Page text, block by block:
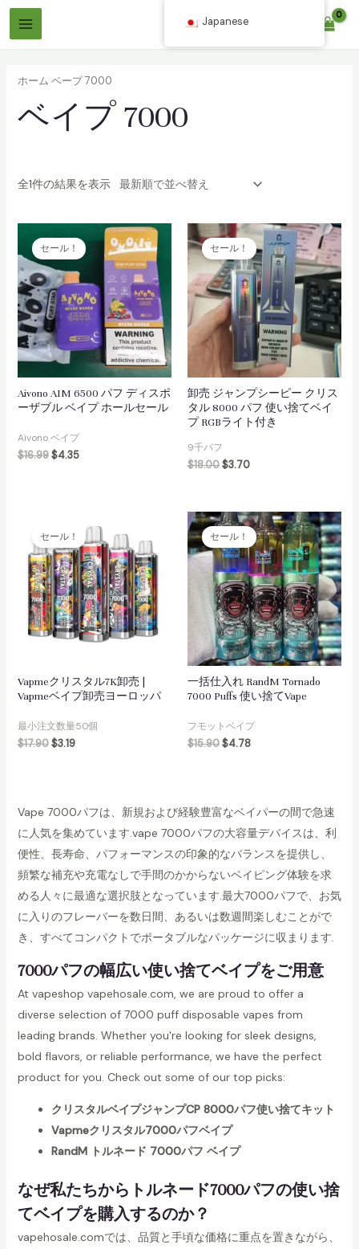
コ
メ
メ
ュ
ホーム ベープ 7000
ベイプ 7000
全1件の結果を表示
セール！
Aivono AIM 6500 パフ ディスポ
ーザブル ベイプ ホールセール
Aivono ベイプ
$16.99 $4.35
セール！
卸売 ジャンプシーピー クリス
タル 8000 パフ 使い捨てベイ
プ RGBライト付き
9千パフ
$18.00$3.70
セール！
Vapmeクリスタル7K卸売 |
Vapmeベイプ卸売ヨーロッパ
最小注文数量50個
$17.90 $3.19
セール！
一括仕入れ RandM Tornado
7000 Puffs 使い捨てVape
フモットベイプ
$15.90$4.78
Vape 7000パフは、新規および経験豊富なベイパーの間で急速
に人気を集めています.vape 7000パフの大容量デバイスは、利
便性、長寿命、パフォーマンスの印象的なバランスを提供し、
頻繁な補充や充電なしで手間のかからないベイピング体験を求
める人々に最適な選択肢となっています.最大7000パフで、お気
に入りのフレーバーを数日間、あるいは数週間楽しむことがで
き、すべてコンパクトでポータブルなパッケージに収まります.
7000パフの幅広い使い捨てベイプをご用意
At vapeshop vapehosale.com, we are proud to offer a
diverse selection of 7000 puff disposable vapes from
leading brands. Whether you're looking for sleek designs,
bold flavors, or reliable performance, we have the perfect
product for you. Check out some of our top picks:
クリスタルベイプジャンプCP 8000パフ使い捨てキット
Vapmeクリスタル7000パフベイプ
RandM トルネード 7000パフ ベイプ
なぜ私たちからトルネード7000パフの使い捨
てベイプを購入するのか？
vapehosale.comでは、品質と手頃な価格に重点を置きながら、
Japanese